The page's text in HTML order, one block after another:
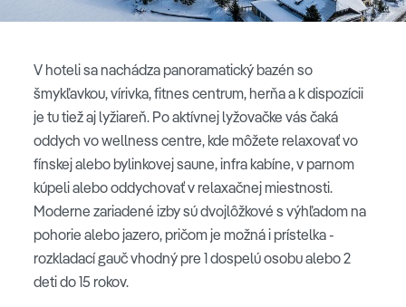
V hoteli sa nachádza panoramatický bazén so
šmykľavkou, vírivka, fitnes centrum, herňa a k dispozícii
je tu tiež aj lyžiareň. Po aktívnej lyžovačke vás čaká
oddych vo wellness centre, kde môžete relaxovať vo
fínskej alebo bylinkovej saune, infra kabíne, v parnom
kúpeli alebo oddychovať v relaxačnej miestnosti.
Moderne zariadené izby sú dvojlôžkové s výhľadom na
pohorie alebo jazero, pričom je možná i prístelka -
rozkladací gauč vhodný pre 1 dospelú osobu alebo 2
deti do 15 rokov.